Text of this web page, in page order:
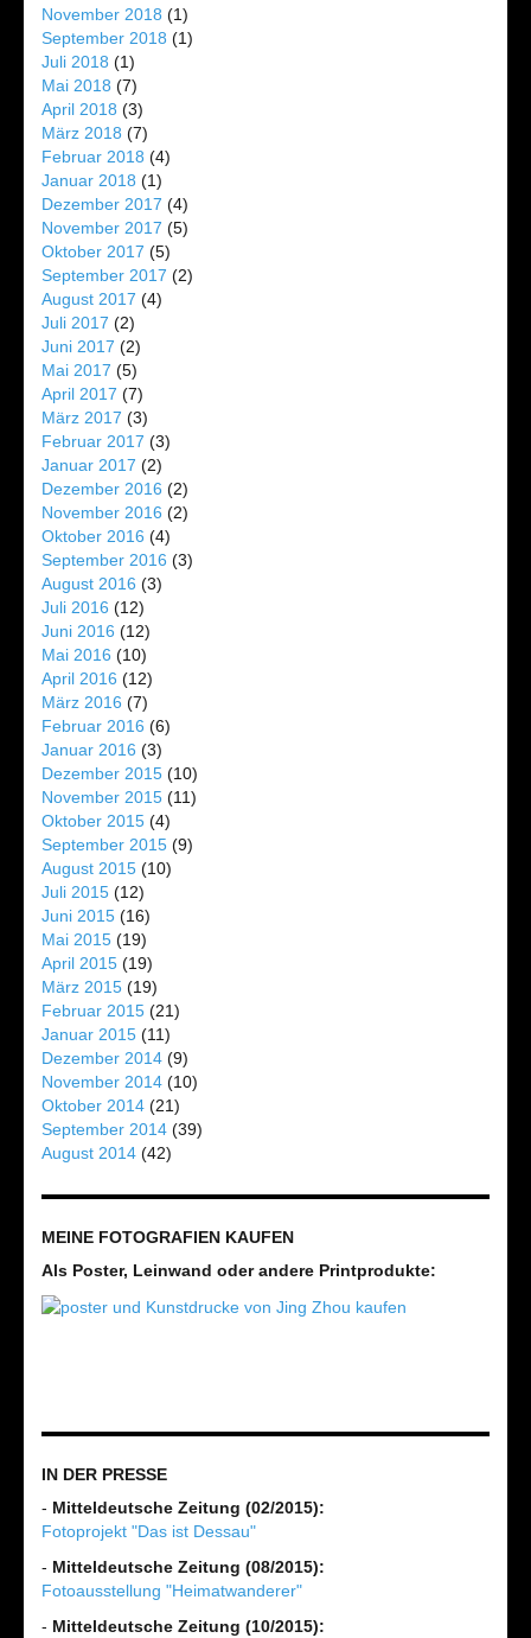
November 2018 (1)
September 2018 (1)
Juli 2018 (1)
Mai 2018 (7)
April 2018 (3)
März 2018 (7)
Februar 2018 (4)
Januar 2018 (1)
Dezember 2017 (4)
November 2017 (5)
Oktober 2017 (5)
September 2017 (2)
August 2017 (4)
Juli 2017 (2)
Juni 2017 (2)
Mai 2017 (5)
April 2017 (7)
März 2017 (3)
Februar 2017 (3)
Januar 2017 (2)
Dezember 2016 (2)
November 2016 (2)
Oktober 2016 (4)
September 2016 (3)
August 2016 (3)
Juli 2016 (12)
Juni 2016 (12)
Mai 2016 (10)
April 2016 (12)
März 2016 (7)
Februar 2016 (6)
Januar 2016 (3)
Dezember 2015 (10)
November 2015 (11)
Oktober 2015 (4)
September 2015 (9)
August 2015 (10)
Juli 2015 (12)
Juni 2015 (16)
Mai 2015 (19)
April 2015 (19)
März 2015 (19)
Februar 2015 (21)
Januar 2015 (11)
Dezember 2014 (9)
November 2014 (10)
Oktober 2014 (21)
September 2014 (39)
August 2014 (42)
MEINE FOTOGRAFIEN KAUFEN
Als Poster, Leinwand oder andere Printprodukte:
IN DER PRESSE
- Mitteldeutsche Zeitung (02/2015):
Fotoprojekt "Das ist Dessau"
- Mitteldeutsche Zeitung (08/2015):
Fotoausstellung "Heimatwanderer"
- Mitteldeutsche Zeitung (10/2015):